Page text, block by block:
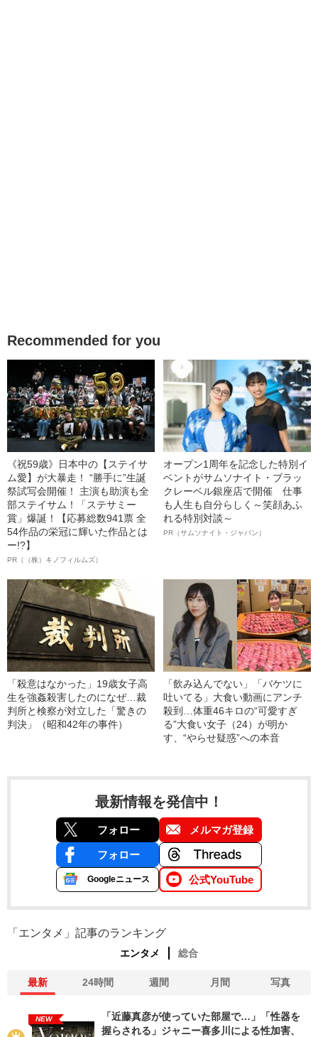
Recommended for you
《祝59歳》日本中の【ステイサ
ム愛】が大暴走！ “勝手に”生誕
祭試写会開催！ 主演も助演も全
部ステイサム！「ステサミー
賞」爆誕！【応募総数941票 全
54作品の栄冠に輝いた作品とは
ー!?】
PR（（株）キノフィルムズ）
オープン1周年を記念した特別イ
ベントがサムソナイト・ブラッ
クレーベル銀座店で開催 仕事
も人生も自分らしく～笑顔あふ
れる特別対談～
PR（サムソナイト・ジャパン）
「殺意はなかった」19歳女子高
生を強姦殺害したのになぜ…裁
判所と検察が対立した「驚きの
判決」（昭和42年の事件）
「飲み込んでない」「バケツに
吐いてる」大食い動画にアンチ
殺到…体重46キロの“可愛すぎ
る”大食い女子（24）が明か
す、“やらせ疑惑”への本音
最新情報を発信中！
フォロー メルマガ登録
フォロー
Googleニュース 公式YouTube
「エンタメ」記事のランキング
エンタメ 総合
最新 24時間 週間 月間 写真
NEW
「近藤真彦が使っていた部屋で…」「性器を
握らされる」ジャニー喜多川による性加害、